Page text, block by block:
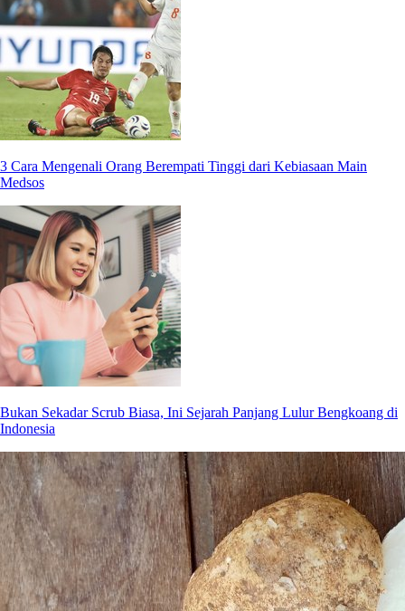
3 Cara Mengenali Orang Berempati Tinggi dari Kebiasaan Main
Medsos
Bukan Sekadar Scrub Biasa, Ini Sejarah Panjang Lulur Bengkoang di
Indonesia